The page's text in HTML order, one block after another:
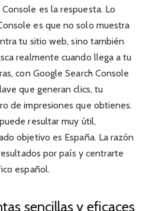
es la respuesta. Lo
es que no solo muestra
tu sitio web, sino también
realmente cuando llega a tu
con Google Search Console
que generan clics, tu
de impresiones que obtienes.
resultar muy útil,
objetivo es España. La razón
por país y centrarte
español.
sencillas y eficaces